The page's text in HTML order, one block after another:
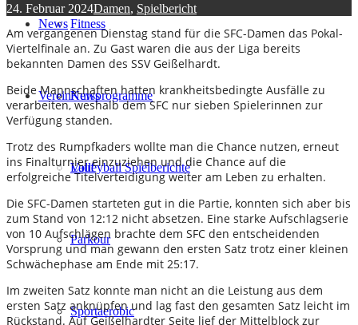
Fitness
Kursprogramme
Lauf
Parkour
Sportaerobic
News
News
Volleyball Spielberichte
Verein
24. Februar 2024Damen, Spielbericht
Am vergangenen Dienstag stand für die SFC-Damen das Pokal-
Viertelfinale an. Zu Gast waren die aus der Liga bereits
bekannten Damen des SSV Geißelhardt.
Beide Mannschaften hatten krankheitsbedingte Ausfälle zu
verarbeiten, weshalb dem SFC nur sieben Spielerinnen zur
Verfügung standen.
Trotz des Rumpfkaders wollte man die Chance nutzen, erneut
ins Finalturnier einzuziehen und die Chance auf die
erfolgreiche Titelverteidigung weiter am Leben zu erhalten.
Die SFC-Damen starteten gut in die Partie, konnten sich aber bis
zum Stand von 12:12 nicht absetzen. Eine starke Aufschlagserie
von 10 Aufschlägen brachte dem SFC den entscheidenden
Vorsprung und man gewann den ersten Satz trotz einer kleinen
Schwächephase am Ende mit 25:17.
Im zweiten Satz konnte man nicht an die Leistung aus dem
ersten Satz anknüpfen und lag fast den gesamten Satz leicht im
Rückstand. Auf Geißelhardter Seite lief der Mittelblock zur